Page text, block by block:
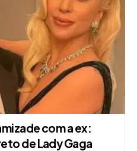
com a ex:
de Lady Gaga